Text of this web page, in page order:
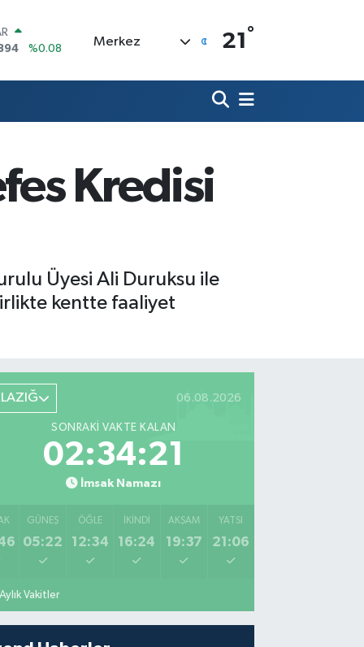
%0.08
%-0.02
%11
Merkez 21 °
Kredisi
Üyesi Ali Duruksu ile
kentte faaliyet
06.08.2026
SONRAKI VAKTE KALAN
02:34:19
İmsak Namazı
GÜNEŞ
05:22
ÖĞLE
12:34
İKINDI
16:24
AKŞAM
19:37
YATSI
21:06
Aylık Vakitler